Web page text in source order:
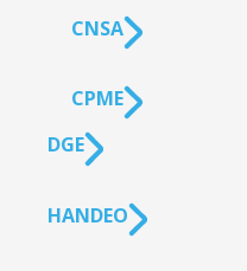
CNSA
CPME
DGE
HANDEO